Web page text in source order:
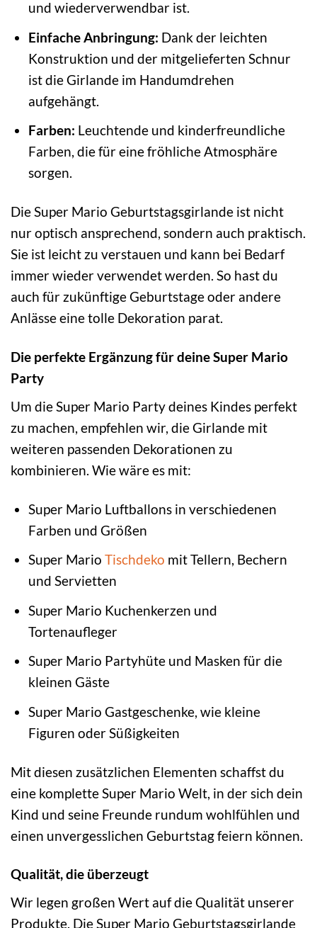
und wiederverwendbar ist.
Einfache Anbringung: Dank der leichten
Konstruktion und der mitgelieferten Schnur
ist die Girlande im Handumdrehen
aufgehängt.
Farben: Leuchtende und kinderfreundliche
Farben, die für eine fröhliche Atmosphäre
sorgen.
Die Super Mario Geburtstagsgirlande ist nicht
nur optisch ansprechend, sondern auch praktisch.
Sie ist leicht zu verstauen und kann bei Bedarf
immer wieder verwendet werden. So hast du
auch für zukünftige Geburtstage oder andere
Anlässe eine tolle Dekoration parat.
Die perfekte Ergänzung für deine Super Mario
Party
Um die Super Mario Party deines Kindes perfekt
zu machen, empfehlen wir, die Girlande mit
weiteren passenden Dekorationen zu
kombinieren. Wie wäre es mit:
Super Mario Luftballons in verschiedenen
Farben und Größen
Super Mario Tischdeko mit Tellern, Bechern
und Servietten
Super Mario Kuchenkerzen und
Tortenaufleger
Super Mario Partyhüte und Masken für die
kleinen Gäste
Super Mario Gastgeschenke, wie kleine
Figuren oder Süßigkeiten
Mit diesen zusätzlichen Elementen schaffst du
eine komplette Super Mario Welt, in der sich dein
Kind und seine Freunde rundum wohlfühlen und
einen unvergesslichen Geburtstag feiern können.
Qualität, die überzeugt
Wir legen großen Wert auf die Qualität unserer
Produkte. Die Super Mario Geburtstagsgirlande